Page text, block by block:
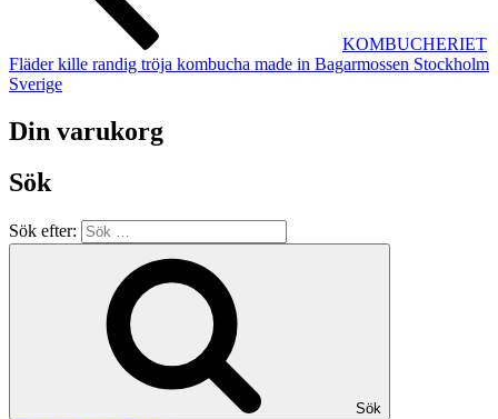
KOMBUCHERIET
Fläder kille randig tröja kombucha made in Bagarmossen Stockholm
Sverige
Din varukorg
Sök
Sök efter:
Sök